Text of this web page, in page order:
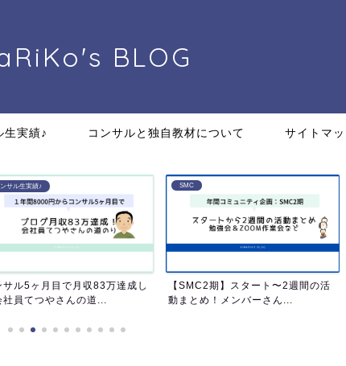
BLOG
生実績♪ コンサルと独自教材について サイトマ
サル生実績♪
サル5ヶ月目で月収83万達成し
社員てつやさんの道...
SMC
【SMC2期】スタート〜2週間の活
動まとめ！メンバーさん...